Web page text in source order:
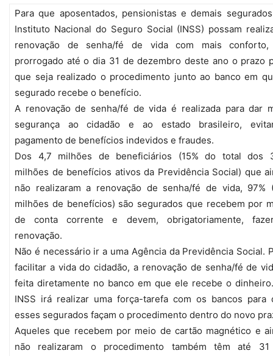
Para que aposentados, pensionistas e demais
Instituto Nacional do Seguro Social (INSS) possam
renovação de senha/fé de vida com mais
prorrogado até o dia 31 de dezembro deste ano o prazo
que seja realizado o procedimento junto ao banco em
segurado recebe o benefício.
A renovação de senha/fé de vida é realizada para dar
segurança ao cidadão e ao estado brasileiro,
pagamento de benefícios indevidos e fraudes.
Dos 4,7 milhões de beneficiários (15% do total dos
milhões de benefícios ativos da Previdência Social) que
não realizaram a renovação de senha/fé de vida, 97%
milhões de benefícios) são segurados que recebem por
de conta corrente e devem, obrigatoriamente,
renovação.
Não é necessário ir a uma Agência da Previdência Social.
facilitar a vida do cidadão, a renovação de senha/fé de
feita diretamente no banco em que ele recebe o
INSS irá realizar uma força-tarefa com os bancos para
esses segurados façam o procedimento dentro do novo
Aqueles que recebem por meio de cartão magnético e
não realizaram o procedimento também têm até